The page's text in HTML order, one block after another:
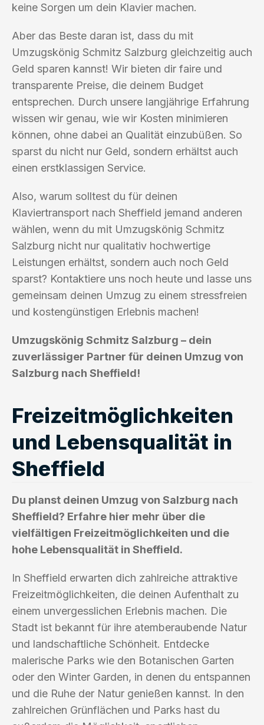
keine Sorgen um dein Klavier machen.
Aber das Beste daran ist, dass du mit
Umzugskönig Schmitz Salzburg gleichzeitig auch
Geld sparen kannst! Wir bieten dir faire und
transparente Preise, die deinem Budget
entsprechen. Durch unsere langjährige Erfahrung
wissen wir genau, wie wir Kosten minimieren
können, ohne dabei an Qualität einzubüßen. So
sparst du nicht nur Geld, sondern erhältst auch
einen erstklassigen Service.
Also, warum solltest du für deinen
Klaviertransport nach Sheffield jemand anderen
wählen, wenn du mit Umzugskönig Schmitz
Salzburg nicht nur qualitativ hochwertige
Leistungen erhältst, sondern auch noch Geld
sparst? Kontaktiere uns noch heute und lasse uns
gemeinsam deinen Umzug zu einem stressfreien
und kostengünstigen Erlebnis machen!
Umzugskönig Schmitz Salzburg – dein
zuverlässiger Partner für deinen Umzug von
Salzburg nach Sheffield!
Freizeitmöglichkeiten
und Lebensqualität in
Sheffield
Du planst deinen Umzug von Salzburg nach
Sheffield? Erfahre hier mehr über die
vielfältigen Freizeitmöglichkeiten und die
hohe Lebensqualität in Sheffield.
In Sheffield erwarten dich zahlreiche attraktive
Freizeitmöglichkeiten, die deinen Aufenthalt zu
einem unvergesslichen Erlebnis machen. Die
Stadt ist bekannt für ihre atemberaubende Natur
und landschaftliche Schönheit. Entdecke
malerische Parks wie den Botanischen Garten
oder den Winter Garden, in denen du entspannen
und die Ruhe der Natur genießen kannst. In den
zahlreichen Grünflächen und Parks hast du